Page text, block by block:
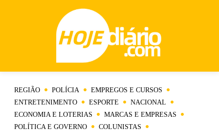
REGIÃO POLÍCIA
EMPREGOS E CURSOS
ENTRETENIMENTO
ESPORTE
NACIONAL
ECONOMIA E LOTERIAS
MARCAS E EMPRESAS
POLÍTICA E GOVERNO
COLUNISTAS